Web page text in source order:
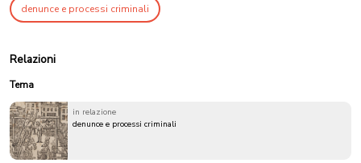
denunce e processi criminali
Relazioni
Tema
in relazione
denunce e processi criminali